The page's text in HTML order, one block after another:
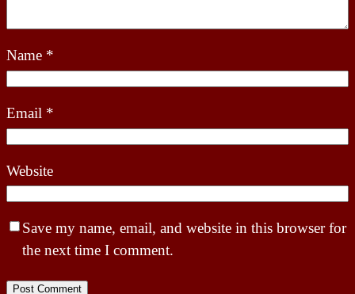
Name *
Email *
Website
Save my name, email, and website in this browser for
the next time I comment.